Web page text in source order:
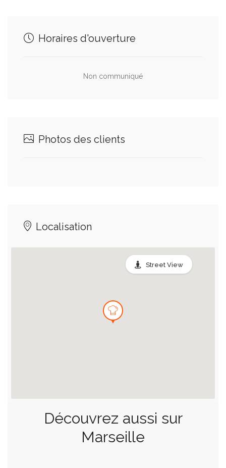
Horaires d'ouverture
Non communiqué
Photos des clients
Localisation
Street View
Découvrez aussi sur
Marseille